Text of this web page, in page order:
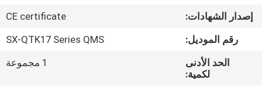
جولة
إصدار الشهادات:
CE certificate
رقم الموديل:
SX-QTK17 Series QMS
الحد الأدنى
لكمية:
1 مجموعة